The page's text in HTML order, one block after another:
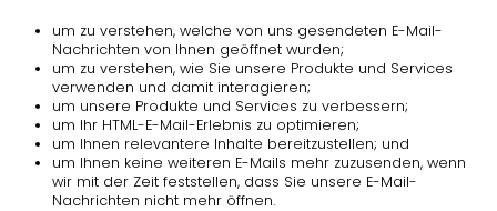
um zu verstehen, welche von uns gesendeten E-Mail-
Nachrichten von Ihnen geöffnet wurden;
um zu verstehen, wie Sie unsere Produkte und Services
verwenden und damit interagieren;
um unsere Produkte und Services zu verbessern;
um Ihr HTML-E-Mail-Erlebnis zu optimieren;
um Ihnen relevantere Inhalte bereitzustellen; und
um Ihnen keine weiteren E-Mails mehr zuzusenden, wenn
wir mit der Zeit feststellen, dass Sie unsere E-Mail-
Nachrichten nicht mehr öffnen.